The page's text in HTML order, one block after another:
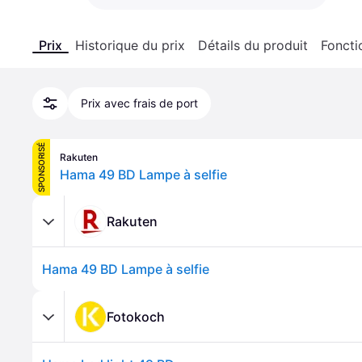
Prix Historique du prix Détails du produit
Prix avec frais de port
SPONSORISÉ Rakuten
Hama 49 BD Lampe à selfie
Rakuten
Hama 49 BD Lampe à selfie
Fotokoch